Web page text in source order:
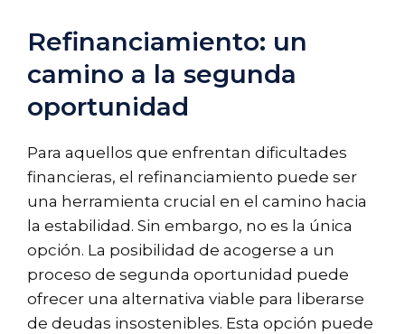
Refinanciamiento: un
camino a la segunda
oportunidad
Para aquellos que enfrentan dificultades
financieras, el refinanciamiento puede ser
una herramienta crucial en el camino hacia
la estabilidad. Sin embargo, no es la única
opción. La posibilidad de acogerse a un
proceso de segunda oportunidad puede
ofrecer una alternativa viable para liberarse
de deudas insostenibles. Esta opción puede